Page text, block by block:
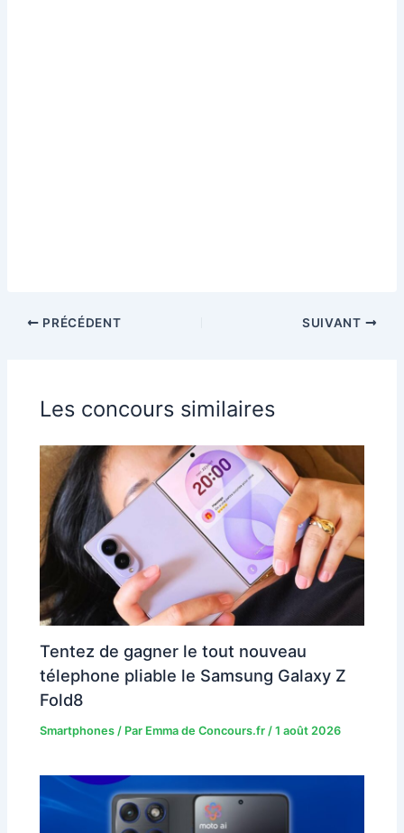
PRÉCÉDENT SUIVANT
Les concours similaires
Tentez de gagner le tout nouveau
télephone pliable le Samsung Galaxy Z
Fold8
Smartphones / Par Emma de Concours.fr /1 août 2026